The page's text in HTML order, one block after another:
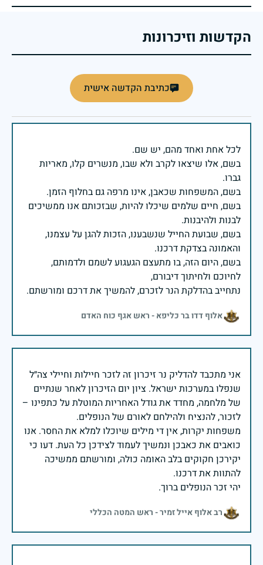
הקדשות וזיכרונות
כתיבת הקדשה אישית
בשם, אלו שיצאו לקרב ולא שבו, מנשרים קלו, מאריות
בשם, חיים שלמים שיכלו להיות, שבזכותם אנו ממשיכים
בשם, שבועת החייל שנשבענו, הזכות להגן על עצמנו,
בשם, היום הזה, בו מתעצם הגעגוע לשמם ולדמותם,
נתחייב בהדלקת הנר לזכרם, להמשיך את דרכם ומורשתם.
אלוף דדו בר כליפא - ראש אגף כוח האדם
אני מתכבד להדליק נר זיכרון זה לזכר חיילות וחיילי צה״ל
שנפלו במערכות ישראל. ציון יום הזיכרון לאחר שנתיים
של מלחמה, מחדד את גודל האחריות המוטלת על כתפינו –
משפחות יקרות, אין די מילים שיוכלו למלא את החסר. אנו
כואבים את כאבכן ונמשיך לעמוד לצידכן כל העת. דעו כי
יקירכן חקוקים בלב האומה כולה, ומורשתם ממשיכה
יהי זכר הנופלים ברוך.
רב אלוף אייל זמיר - ראש המטה הכללי